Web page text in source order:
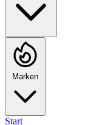
Marken
Start